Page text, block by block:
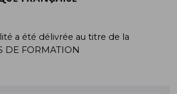
a été délivrée au titre de la
DE FORMATION